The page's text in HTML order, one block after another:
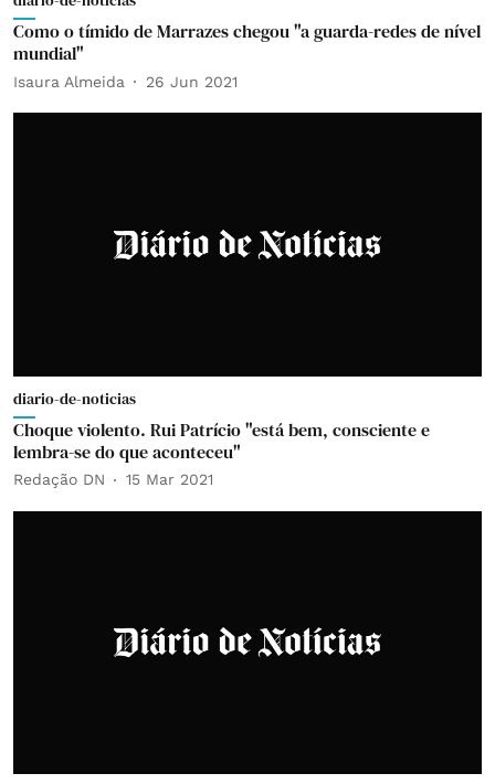
Como o tímido de Marrazes chegou "a guarda-redes de nível
mundial"
Isaura Almeida 26 Jun 2021
diario-de-noticias
Choque violento. Rui Patrício "está bem, consciente e
lembra-se do que aconteceu"
Redação DN 15 Mar 2021